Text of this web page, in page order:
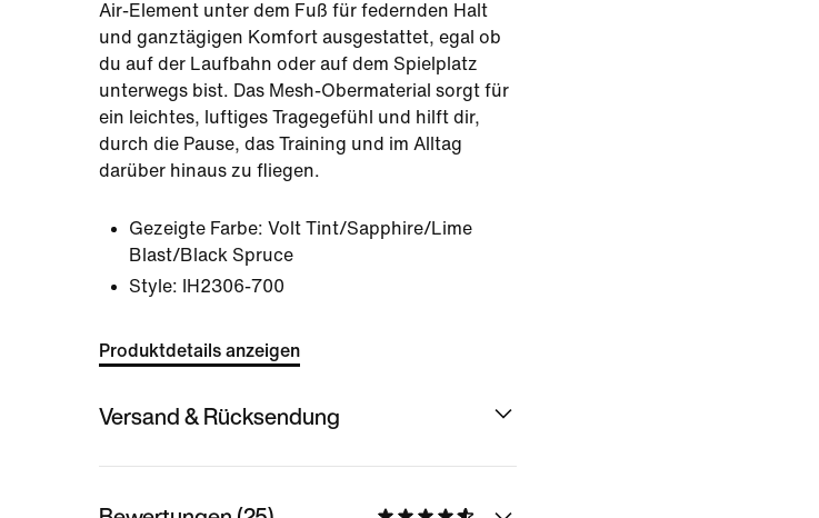
Air-Element unter dem Fuß für federnden Halt
und ganztägigen Komfort ausgestattet, egal ob
du auf der Laufbahn oder auf dem Spielplatz
unterwegs bist. Das Mesh-Obermaterial sorgt für
ein leichtes, luftiges Tragegefühl und hilft dir,
durch die Pause, das Training und im Alltag
darüber hinaus zu fliegen.
Gezeigte Farbe: Volt Tint/Sapphire/Lime
Blast/Black Spruce
Style:
IH2306-700
Produktdetails anzeigen
Versand & Rücksendung